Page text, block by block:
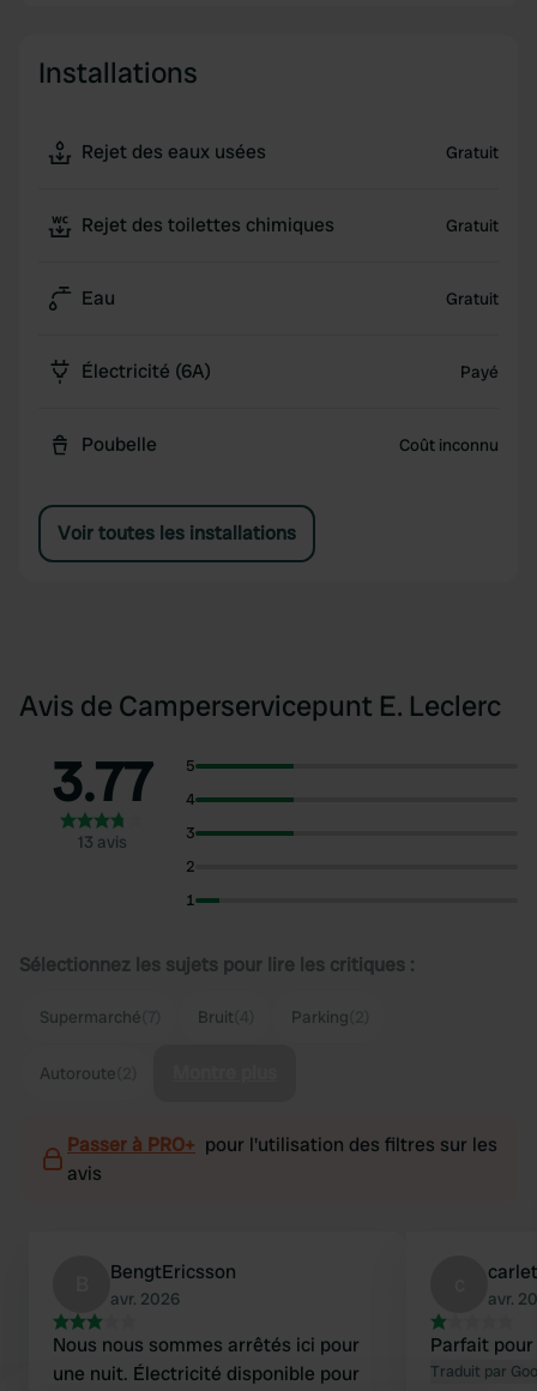
Installations
Rejet des eaux usées Gratuit
Rejet des toilettes chimiques Gratuit
Eau Gratuit
Électricité (6A) Payé
Poubelle Coût inconnu
Voir toutes les installations
Avis de Camperservicepunt E. Leclerc
3.77
13 avis
5
4
3
2
1
Sélectionnez les sujets pour lire les critiques :
Supermarché Bruit Parking
Autoroute
Passer à PRO+ pour l'utilisation des filtres sur les
avis
BengtEricsson
avr. 2026
Nous nous sommes arrêtés ici pour
une nuit. Électricité disponible pour
avr.
Parfait
Traduit par